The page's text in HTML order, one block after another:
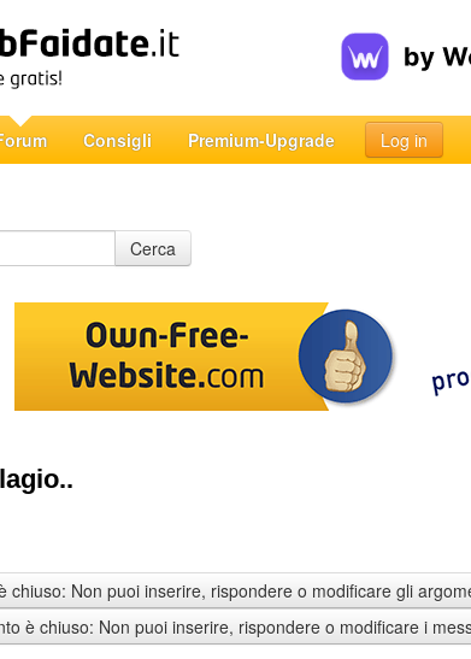
Consigli Premium-Upgrade Log in
Cerca
chiuso: Non puoi inserire, rispondere o modificare gli
è chiuso: Non puoi inserire, rispondere o modificare i